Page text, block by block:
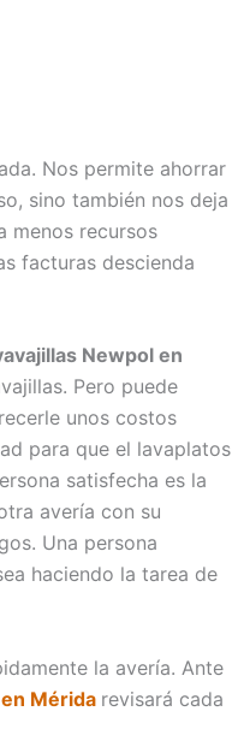
Nos permite ahorrar
sino también nos deja
menos recursos
facturas descienda
Newpol en
Pero puede
unos costos
para que el lavaplatos
satisfecha es la
avería con su
Una persona
haciendo la tarea de
la avería. Ante
Mérida revisará cada